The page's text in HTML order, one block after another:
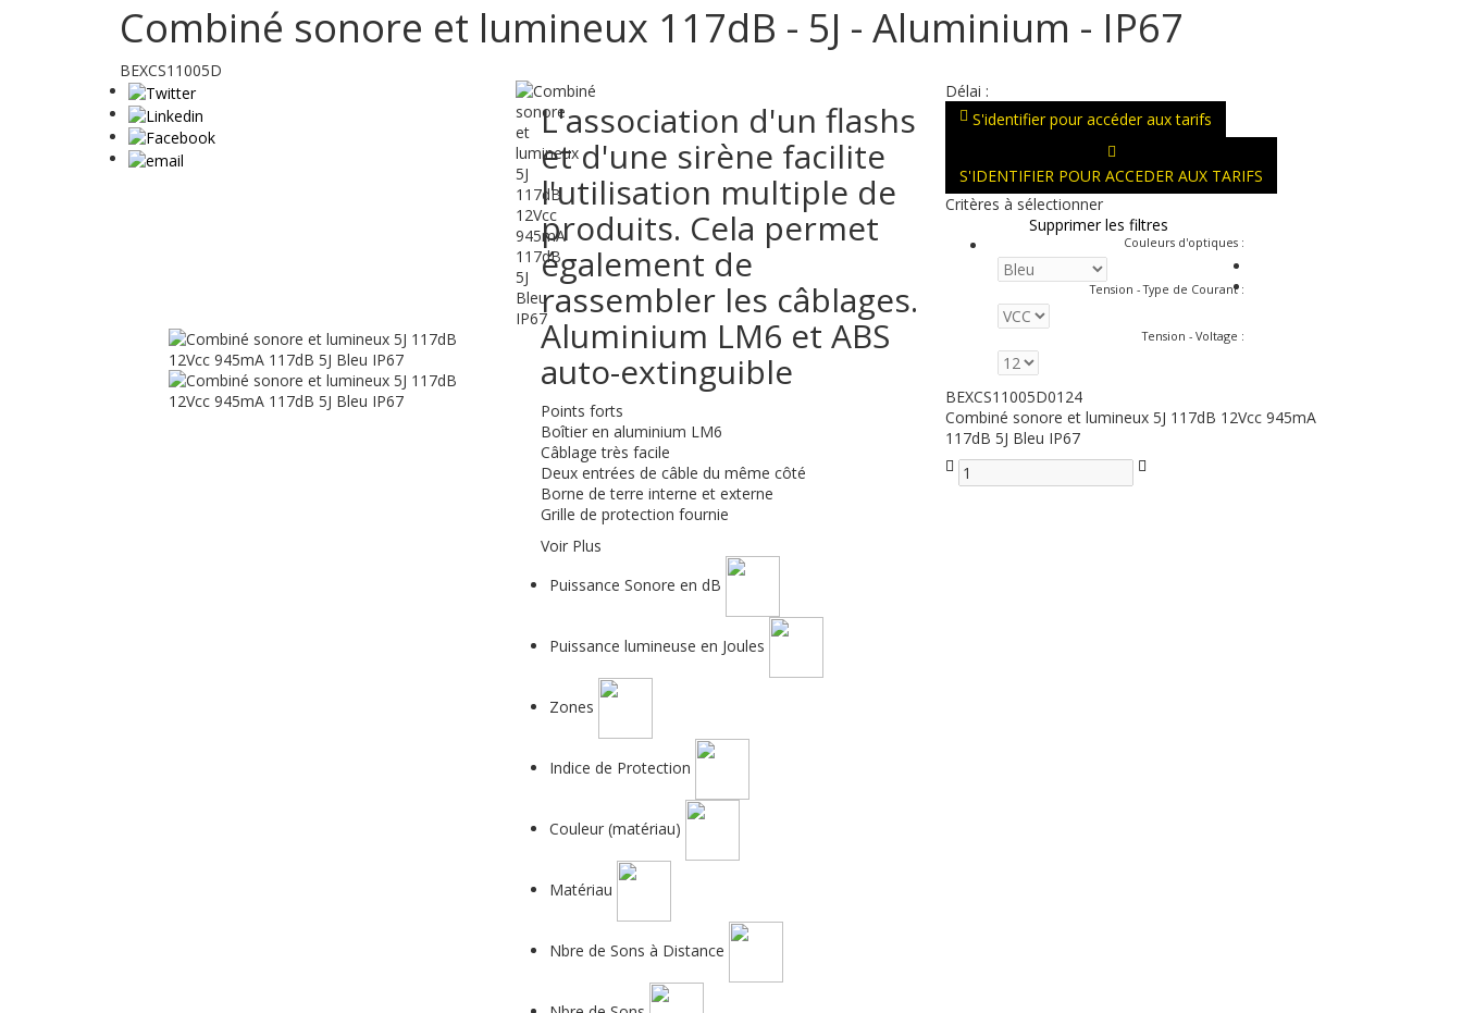
Combiné sonore et lumineux 117dB - 5J - Aluminium - IP67
BEXCS11005D
L'association d'un flashs
et d'une sirène facilite
l'utilisation multiple de
produits. Cela permet
également de
rassembler les câblages.
Aluminium LM6 et ABS
auto-extinguible
Points forts
Boîtier en aluminium LM6
Câblage très facile
Deux entrées de câble du même côté
Borne de terre interne et externe
Grille de protection fournie
Voir Plus
Puissance Sonore en dB
Puissance lumineuse en Joules
Zones
Indice de Protection
Couleur (matériau)
Matériau
Nbre de Sons à Distance
Délai :
S'identifier pour accéder aux tarifs
S'IDENTIFIER POUR ACCEDER AUX TARIFS
Critères à sélectionner
Supprimer les filtres
Couleurs d'optiques :
Tension - Type de Courant:
Tension - Voltage :
BEXCS11005D0124
Combiné sonore et lumineux 5J 117dB 12Vcc 945mA
117dB 5J Bleu IP67